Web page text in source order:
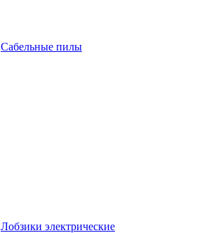
Сабельные пилы
Лобзики электрические